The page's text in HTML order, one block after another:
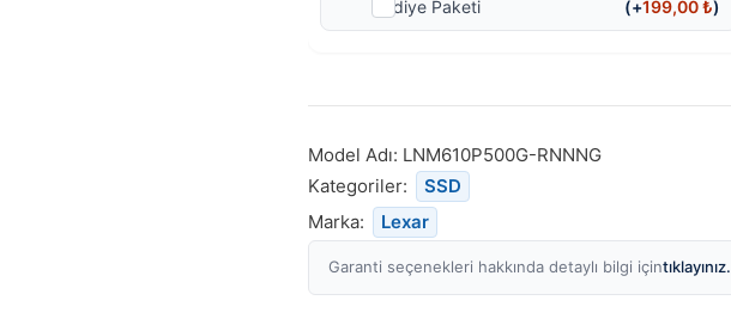
Hediye Paketi (+199,00₺)
Model Adı: LNM610P500G-RNNNG
Kategoriler:
SSD
Marka:
Lexar
Garanti seçenekleri hakkında detaylı bilgi içintıklayınız.